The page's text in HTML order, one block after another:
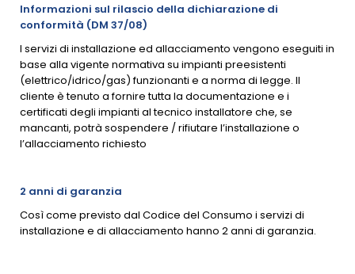
Informazioni sul rilascio della dichiarazione di
conformità (DM 37/08)
I servizi di installazione ed allacciamento vengono eseguiti in
base alla vigente normativa su impianti preesistenti
(elettrico/idrico/gas) funzionanti e a norma di legge. Il
cliente è tenuto a fornire tutta la documentazione e i
certificati degli impianti al tecnico installatore che, se
mancanti, potrà sospendere / rifiutare l’installazione o
l’allacciamento richiesto
2 anni di garanzia
Così come previsto dal Codice del Consumo i servizi di
installazione e di allacciamento hanno 2 anni di garanzia.